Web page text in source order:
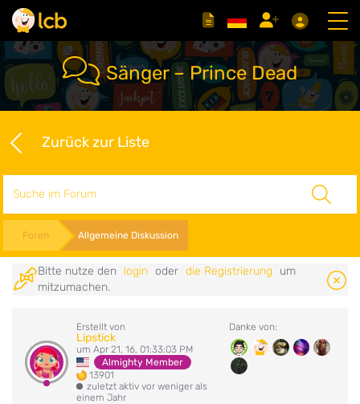
Sänger – Prince Dead
Zurück zur Liste
Foren Allgemeine Diskussion
Bitte nutze den login oder die Registrierung
um
mitzumachen.
Erstellt von
Lipstick
um Apr 21, 16, 01:33:03 PM
Almighty Member
13901
zuletzt aktiv vor weniger als
einem Jahr
Danke von: